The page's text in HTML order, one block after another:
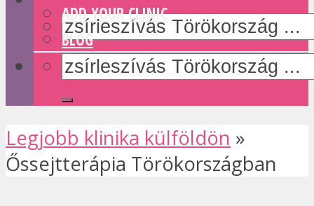
ADD YOUR CLINIC
BLOG
Legjobb klinika külföldön »
Őssejtterápia Törökországban